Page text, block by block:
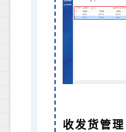
收发货管理